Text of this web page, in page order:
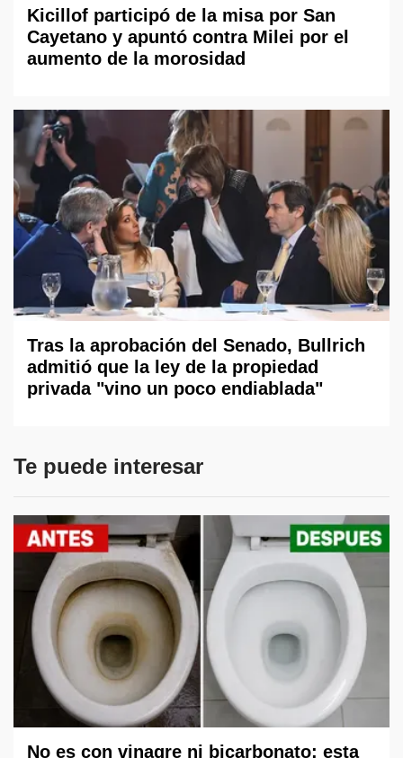
Kicillof participó de la misa por San
Cayetano y apuntó contra Milei por el
aumento de la morosidad
Tras la aprobación del Senado, Bullrich
admitió que la ley de la propiedad
privada "vino un poco endiablada"
Te puede interesar
No es con vinagre ni bicarbonato: esta